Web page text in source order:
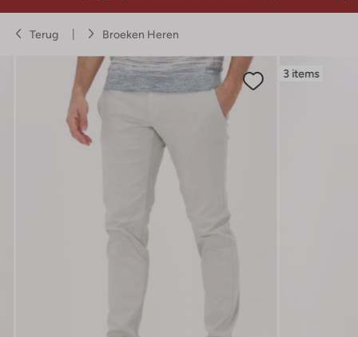
Terug Broeken Heren
3 items